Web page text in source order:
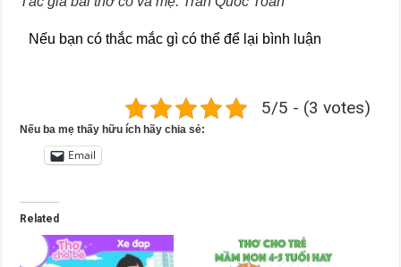
Nếu bạn có thắc mắc gì có thể để lại bình luận
5/5 - (3 votes)
Nếu ba mẹ thấy hữu ích hãy chia sẻ:
Email
Related